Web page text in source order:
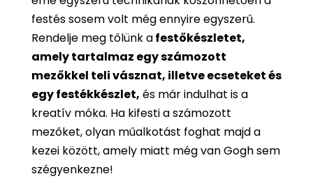
festés sosem volt még ennyire egyszerű.
Rendelje meg tőlünk afestőkészletet,
amely tartalmaz egy számozott
mezőkkel teli vásznat, illetve ecseteket és
egy festékkészlet, és már indulhat is a
kreatív móka. Ha kifesti a számozott
mezőket, olyan műalkotást foghat majd a
kezei között, amely miatt még van Gogh sem
szégyenkezne!